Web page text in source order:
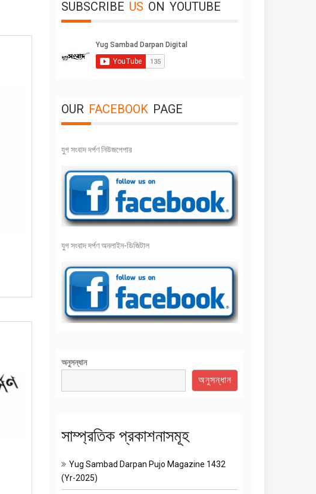
SUBSCRIBE US ON YOUTUBE
OUR FACEBOOK PAGE
যুগ সংবাদ দর্পণ নিউজপেপার
যুগ সংবাদ দর্পণ অনলাইন-ডিজিটাল
অনুসন্ধান
অনুসন্ধান
সাম্প্রতিক প্রকাশনাসমূহ
Yug Sambad Darpan Pujo Magazine 1432
(Yr-2025)